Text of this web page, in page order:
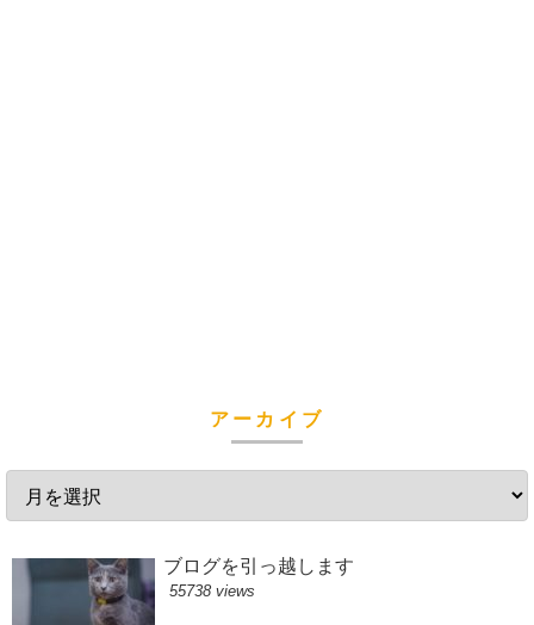
アーカイブ
ブログを引っ越します
55738 views